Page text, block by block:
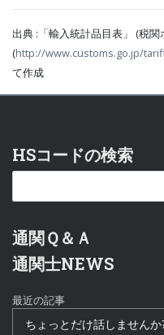
出典 :「輸入統計品目表」 (税関
(http://www.customs.go.jp/
て作成
HSコードの検索
通関Ｑ＆Ａ
通関士NEWS
最近の記事
ちょっとだけ話しません